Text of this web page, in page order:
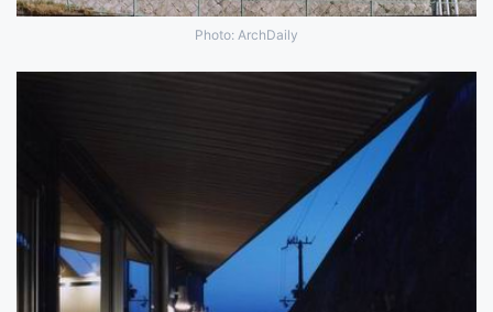
Photo: ArchDaily